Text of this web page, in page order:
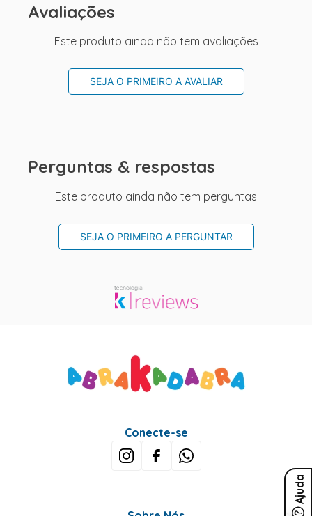
Avaliações
Este produto ainda não tem avaliações
SEJA O PRIMEIRO A AVALIAR
Perguntas & respostas
Este produto ainda não tem perguntas
SEJA O PRIMEIRO A PERGUNTAR
Ajuda
Conecte-se